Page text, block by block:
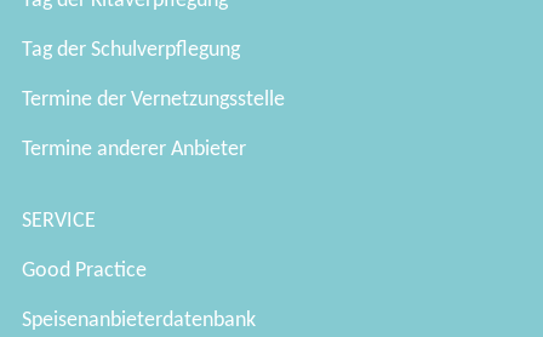
Tag der Schulverpflegung
Termine der Vernetzungsstelle
Termine anderer Anbieter
SERVICE
Good Practice
Speisenanbieterdatenbank